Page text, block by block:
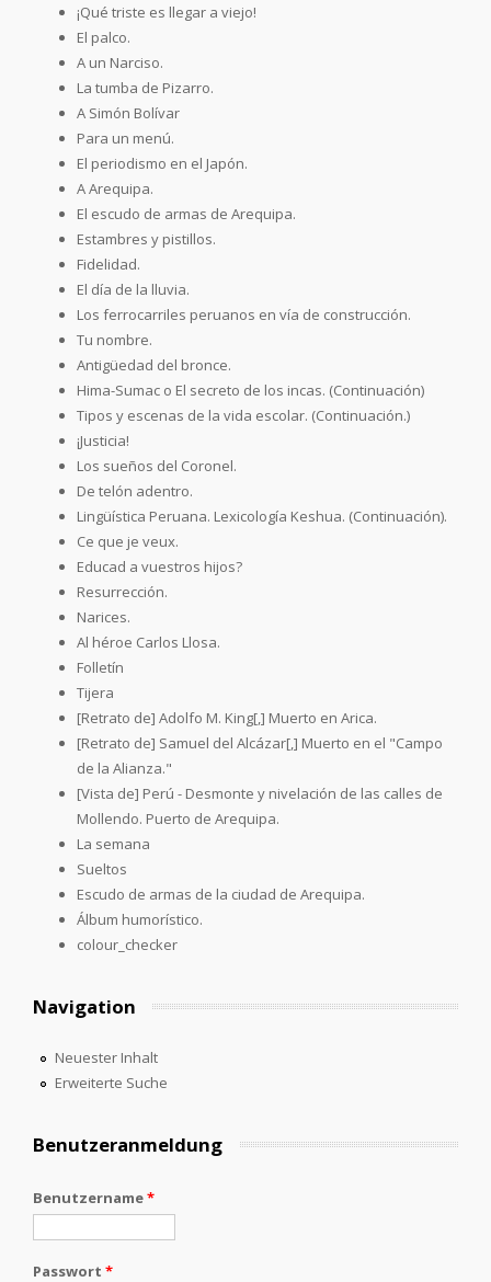
¡Qué triste es llegar a viejo!
El palco.
A un Narciso.
La tumba de Pizarro.
A Simón Bolívar
Para un menú.
El periodismo en el Japón.
A Arequipa.
El escudo de armas de Arequipa.
Estambres y pistillos.
Fidelidad.
El día de la lluvia.
Los ferrocarriles peruanos en vía de construcción.
Tu nombre.
Antigüedad del bronce.
Hima-Sumac o El secreto de los incas. (Continuación)
Tipos y escenas de la vida escolar. (Continuación.)
¡Justicia!
Los sueños del Coronel.
De telón adentro.
Lingüística Peruana. Lexicología Keshua. (Continuación).
Ce que je veux.
Educad a vuestros hijos?
Resurrección.
Narices.
Al héroe Carlos Llosa.
Folletín
Tijera
[Retrato de] Adolfo M. King[,] Muerto en Arica.
[Retrato de] Samuel del Alcázar[,] Muerto en el "Campo
de la Alianza."
[Vista de] Perú - Desmonte y nivelación de las calles de
Mollendo. Puerto de Arequipa.
La semana
Sueltos
Escudo de armas de la ciudad de Arequipa.
Álbum humorístico.
colour_checker
Navigation
Neuester Inhalt
Erweiterte Suche
Benutzeranmeldung
Benutzername*
Passwort *